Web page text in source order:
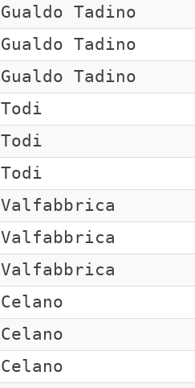
Gualdo Tadino
Gualdo Tadino
Gualdo Tadino
Todi
Todi
Todi
Valfabbrica
Valfabbrica
Valfabbrica
Celano
Celano
Celano